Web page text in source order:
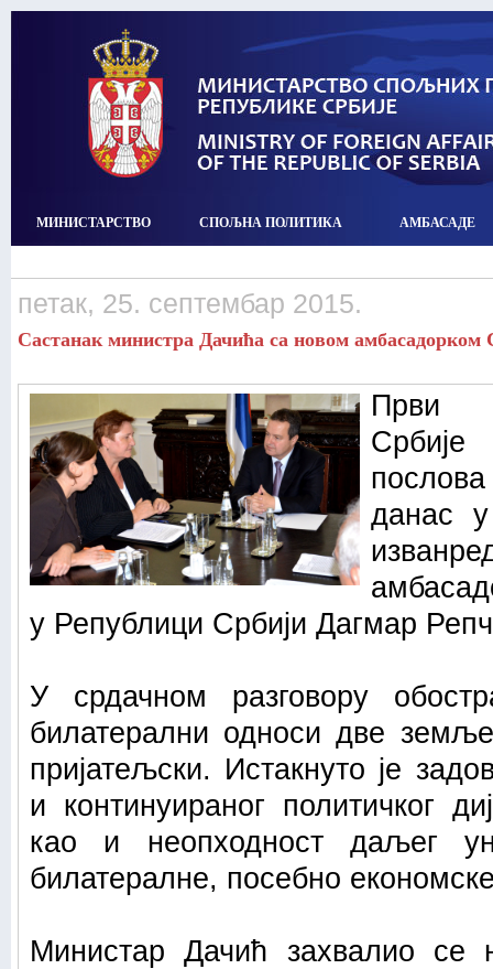
МИНИСТАРСТВО СПОЉНА ПОЛИТИКА АМБАСАДЕ
петак, 25. септембар 2015.
Састанак министра Дачића са новом амбасадорком
Први
данас у
у Републици Србији Дагмар
У срдачном разговору
билатерални односи две
пријатељски. Истакнуто је
и континуираног политичког
као и неопходност даљег
билатералне, посебно
Министар Дачић захвалио се